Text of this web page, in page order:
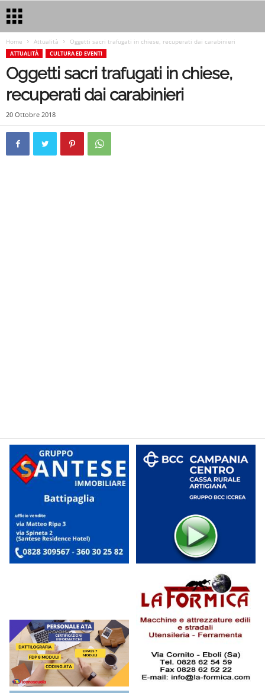
Home Attualità Oggetti sacri trafugati in chiese, recuperati dai carabinieri
ATTUALITÀ CULTURA ED EVENTI
Oggetti sacri trafugati in chiese,
recuperati dai carabinieri
20 Ottobre 2018